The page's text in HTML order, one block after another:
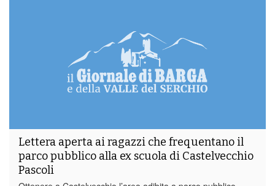
Lettera aperta ai ragazzi che frequentano il
parco pubblico alla ex scuola di Castelvecchio
Pascoli